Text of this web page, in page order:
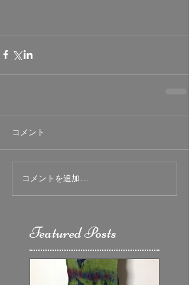
Featured Posts
コメント
コメントを追加…